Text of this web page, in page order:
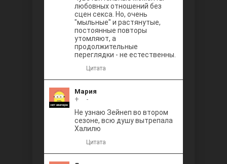
любовных отношений без
сцен секса. Но, очень
"мыльные" и растянутые,
постоянные повторы
утомляют, а
продолжительные
переглядки - не естественны.
Цитата
Мария
+
-
Не узнаю Зейнеп во втором
сезоне, всю душу вытрепала
Халилю
Цитата